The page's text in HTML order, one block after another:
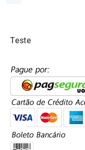
Teste